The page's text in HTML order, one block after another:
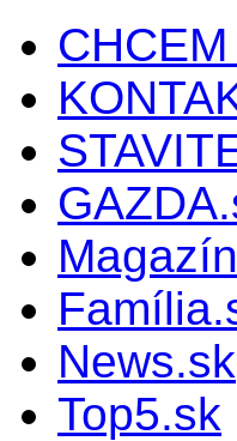
News.sk
Top5.sk